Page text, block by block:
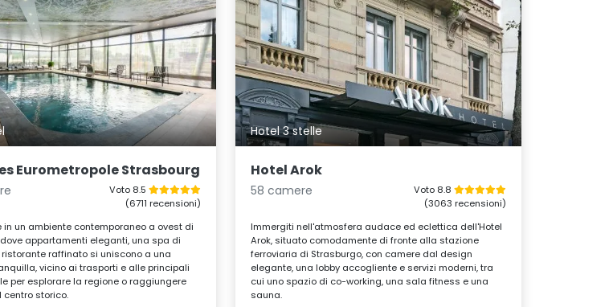
Eurometropole Strasbourg
Voto 8.5
(6711 recensioni)
in un ambiente contemporaneo a ovest di
appartamenti eleganti, una spa di
ristorante raffinato si uniscono a una
vicino ai trasporti e alle principali
per esplorare la regione o raggiungere
storico.
Hotel 3 stelle
Hotel Arok
58 camere
Voto 8.8
(3063 recensioni)
Immergiti nell'atmosfera audace ed eclettica dell'Hotel
Arok, situato comodamente di fronte alla stazione
ferroviaria di Strasburgo, con camere dal design
elegante, una lobby accogliente e servizi moderni, tra
cui uno spazio di co-working, una sala fitness e una
sauna.